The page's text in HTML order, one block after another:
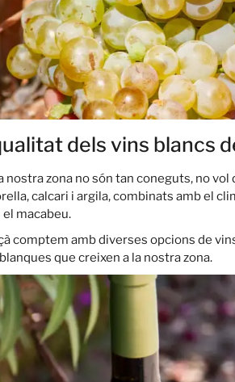
dels vins blancs
nostra zona no són tan coneguts, no
calcari i argila, combinats amb el
macabeu.
comptem amb diverses opcions de
que creixen a la nostra zona.